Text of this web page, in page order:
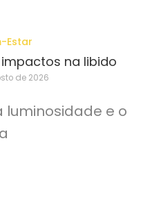
Estar
na libido
de 2026